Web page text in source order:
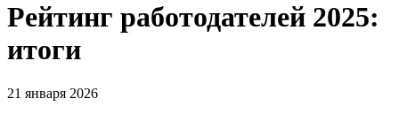
Рейтинг работодателей 2025:
итоги
21 января 2026